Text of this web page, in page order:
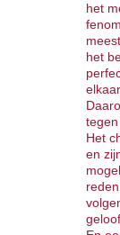
het
het
elkaar.
Het
en